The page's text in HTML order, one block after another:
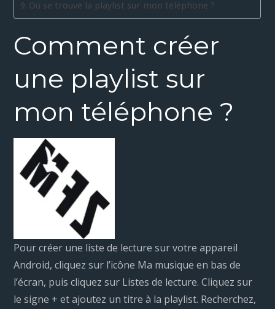
Où se trouve la playlist sur mon téléphone ?
Comment créer
une playlist sur
mon téléphone ?
Pour créer une liste de lecture sur votre appareil
Android, cliquez sur l’icône Ma musique en bas de
l’écran, puis cliquez sur Listes de lecture. Cliquez sur
le signe + et ajoutez un titre à la playlist. Recherchez,